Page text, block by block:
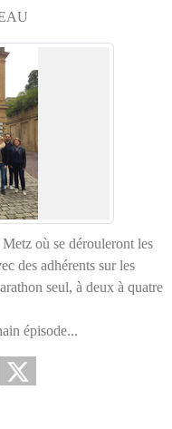
où se dérouleront les
des adhérents sur les
seul, à deux à quatre
épisode...